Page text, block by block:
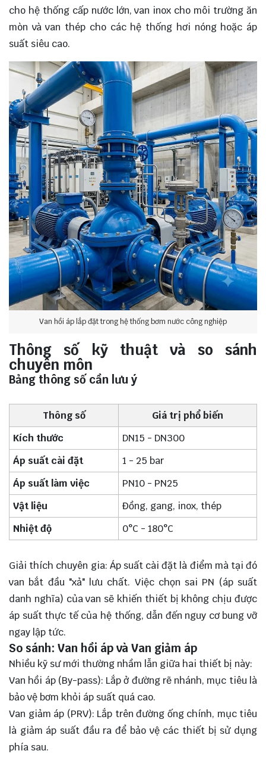
cho hệ thống cấp nước lớn, van inox cho môi trường ăn
mòn và van thép cho các hệ thống hơi nóng hoặc áp
suất siêu cao.
Van hồi áp lắp đặt trong hệ thống bơm nước công nghiệp
Thông số kỹ thuật và so sánh
chuyên môn
Bảng thông số cần lưu ý
Thông số
Giá trị phổ biến
Kích thước
DN15 - DN300
Áp suất cài đặt
1 - 25 bar
Áp suất làm việc
PN10 - PN25
Vật liệu
Đồng, gang, inox, thép
Nhiệt độ
0°C - 180°C
Giải thích chuyên gia: Áp suất cài đặt là điểm mà tại đó
van bắt đầu "xả" lưu chất. Việc chọn sai PN (áp suất
danh nghĩa) của van sẽ khiến thiết bị không chịu được
áp suất thực tế của hệ thống, dẫn đến nguy cơ bung vỡ
ngay lập tức.
So sánh: Van hồi áp và Van giảm áp
Nhiều kỹ sư mới thường nhầm lẫn giữa hai thiết bị này:
Van hồi áp (By-pass): Lắp ở đường rẽ nhánh, mục tiêu là
bảo vệ bơm khỏi áp suất quá cao.
Van giảm áp (PRV): Lắp trên đường ống chính, mục tiêu
là giảm áp suất đầu ra để bảo vệ các thiết bị sử dụng
phía sau.